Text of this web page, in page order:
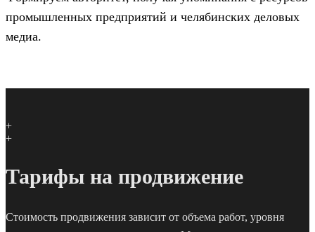
промышленных предприятий и челябинских деловых
медиа.
+
+
Тарифы на продвижение
Стоимость продвижения зависит от объема работ, уровня